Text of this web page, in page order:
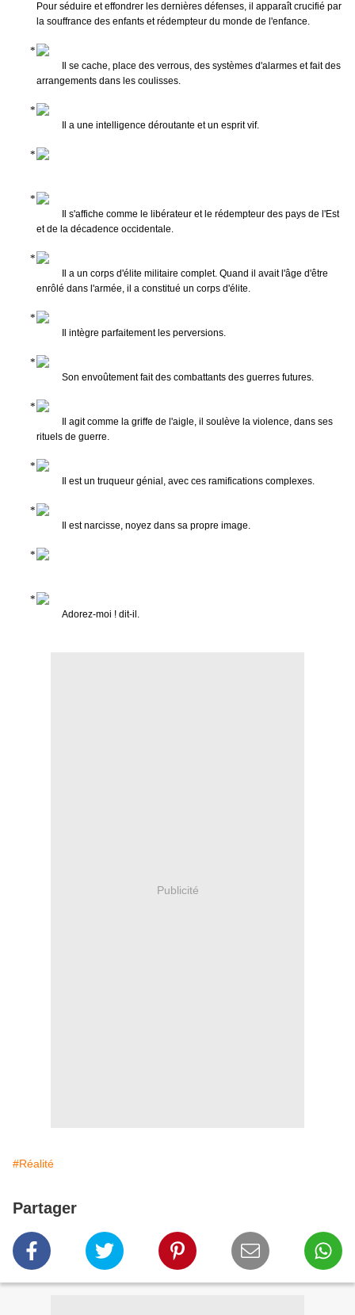
Pour séduire et effondrer les dernières défenses, il apparaît crucifié par
la souffrance des enfants et rédempteur du monde de l'enfance.
Il se cache, place des verrous, des systèmes d'alarmes et fait des
arrangements dans les coulisses.
Il a une intelligence déroutante et un esprit vif.
Il s'affiche comme le libérateur et le rédempteur des pays de l'Est
et de la décadence occidentale.
Il a un corps d'élite militaire complet. Quand il avait l'âge d'être
enrôlé dans l'armée, il a constitué un corps d'élite.
Il intègre parfaitement les perversions.
Son envoûtement fait des combattants des guerres futures.
Il agit comme la griffe de l'aigle, il soulève la violence, dans ses
rituels de guerre.
Il est un truqueur génial, avec ces ramifications complexes.
Il est narcisse, noyez dans sa propre image.
Adorez-moi ! dit-il.
Publicité
#Réalité
Partager